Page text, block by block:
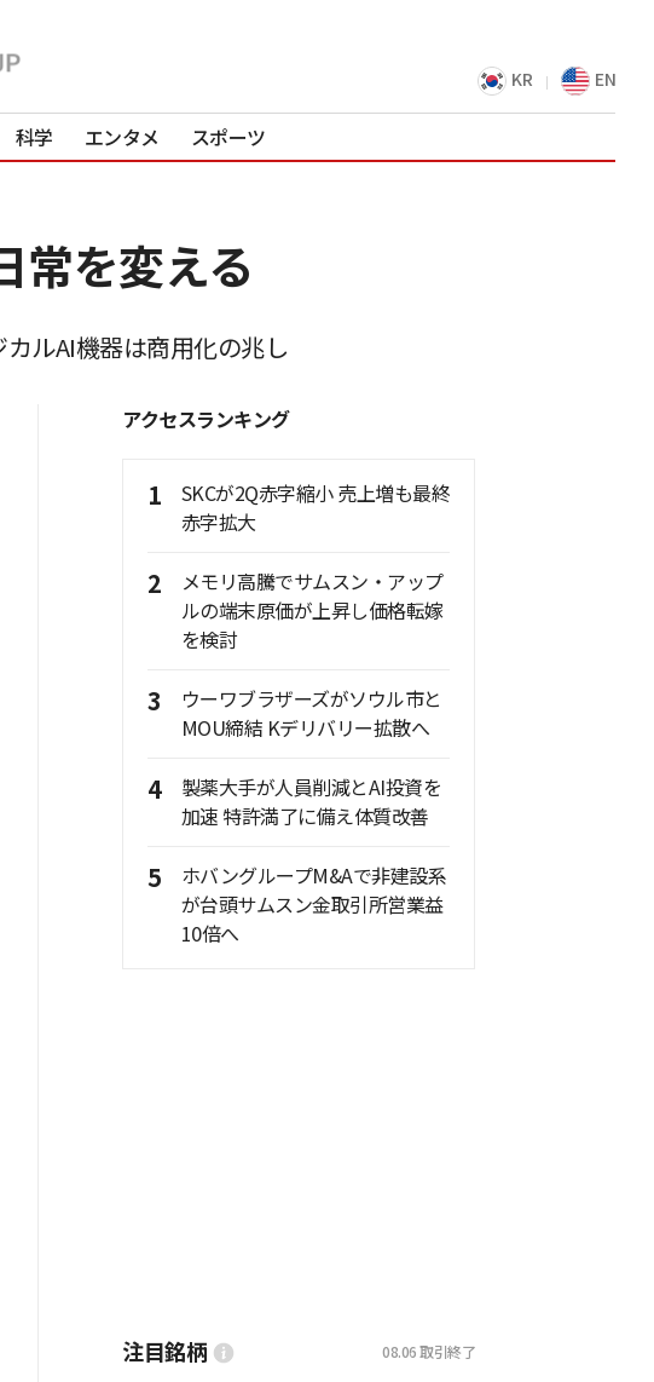
KR EN
科学 エンタメ スポーツ
常を変える
ルAI機器は商用化の兆し
アクセスランキング
1
SKCが2Q赤字縮小 売上増も最終
赤字拡大
2
メモリ高騰でサムスン・アップ
ルの端末原価が上昇し価格転嫁
を検討
3
ウーワブラザーズがソウル市と
MOU締結 Kデリバリー拡散へ
4
製薬大手が人員削減とAI投資を
加速 特許満了に備え体質改善
5
ホバングループM&Aで非建設系
が台頭サムスン金取引所営業益
10倍へ
注目銘柄 08.06 取引終了